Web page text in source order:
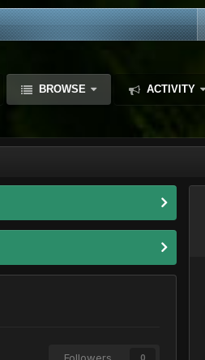
BROWSE ACTIVITY
0